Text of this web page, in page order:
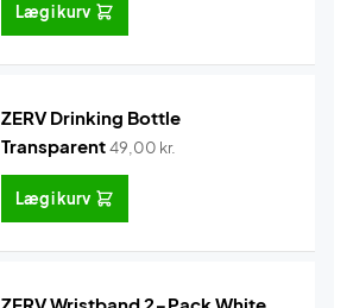
Læg i kurv
ZERV Drinking Bottle
Transparent49,00 kr.
Læg i kurv